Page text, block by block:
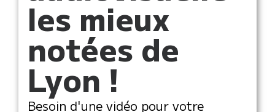
les mieux
notées de
Lyon !
Besoin d'une vidéo pour votre